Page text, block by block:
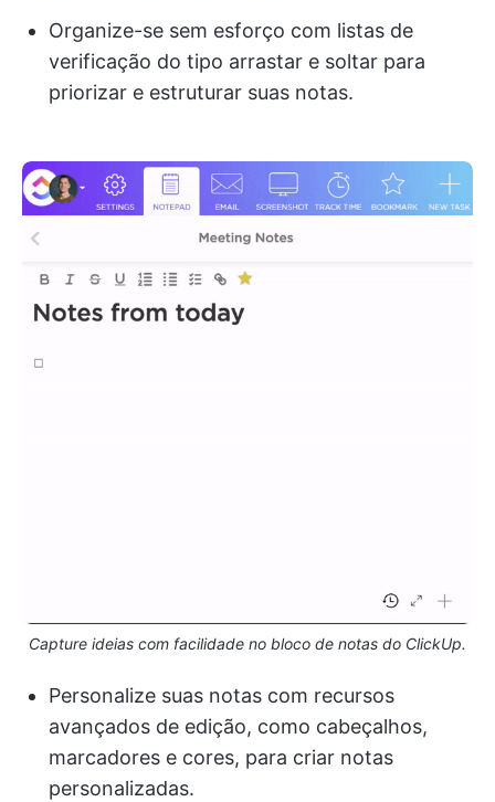
Organize-se sem esforço com listas de
verificação do tipo arrastar e soltar para
priorizar e estruturar suas notas.
Capture ideias com facilidade no bloco de notas do ClickUp.
Personalize suas notas com recursos
avançados de edição, como cabeçalhos,
marcadores e cores, para criar notas
personalizadas.